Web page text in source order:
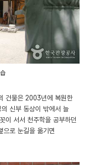
건물은 2003년에 복원한
신부 동상이 밖에서 늘
이 서서 천주학을 공부하던
으로 눈길을 옮기면